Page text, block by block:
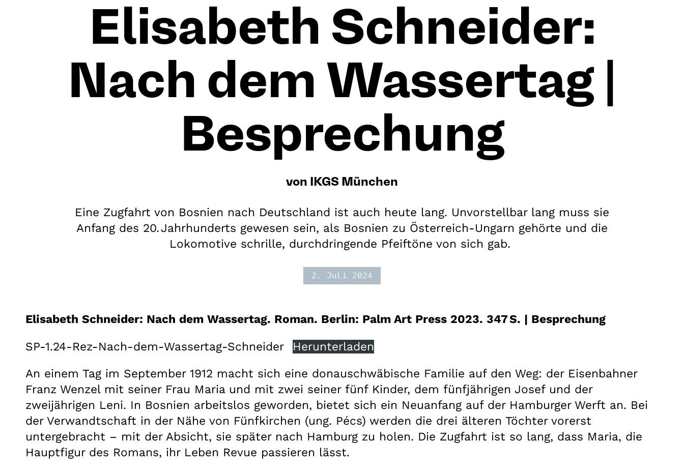
Elisabeth Schneider:
Nach dem Wassertag |
Besprechung
von IKGS München
Eine Zugfahrt von Bosnien nach Deutschland ist auch heute lang. Unvorstellbar lang muss sie
Anfang des 20. Jahrhunderts gewesen sein, als Bosnien zu Österreich-Ungarn gehörte und die
Lokomotive schrille, durchdringende Pfeiftöne von sich gab.
2. Juli 2024
Elisabeth Schneider: Nach dem Wassertag. Roman. Berlin: Palm Art Press 2023. 347 S. | Besprechung
SP-1.24-Rez-Nach-dem-Wassertag-Schneider
Herunterladen
An einem Tag im September 1912 macht sich eine donauschwäbische Familie auf den Weg: der Eisenbahner
Franz Wenzel mit seiner Frau Maria und mit zwei seiner fünf Kinder, dem fünfjährigen Josef und der
zweijährigen Leni. In Bosnien arbeitslos geworden, bietet sich ein Neuanfang auf der Hamburger Werft an. Bei
der Verwandtschaft in der Nähe von Fünfkirchen (ung. Pécs) werden die drei älteren Töchter vorerst
untergebracht – mit der Absicht, sie später nach Hamburg zu holen. Die Zugfahrt ist so lang, dass Maria, die
Hauptfigur des Romans, ihr Leben Revue passieren lässt.